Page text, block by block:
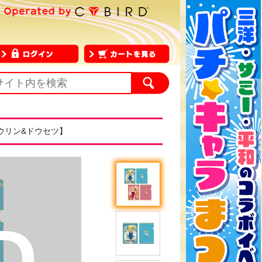
ン&ドウセツ】